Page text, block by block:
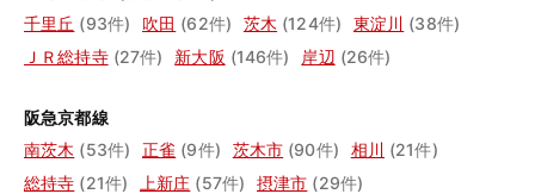
千里丘 (93件) 吹田 (62件) 茨木 (124件) 東淀川 (38件)
ＪＲ総持寺 (27件) 新大阪 (146件) 岸辺 (26件)
阪急京都線
南茨木 (53件) 正雀 (9件) 茨木市 (90件) 相川 (21件)
総持寺 (21件) 上新庄 (57件) 摂津市 (29件)